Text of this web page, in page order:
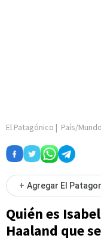
El Patagónico | País/Mundo
+ Agregar El
Quién es
Haaland que